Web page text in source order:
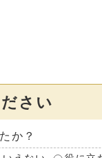
さい
か？